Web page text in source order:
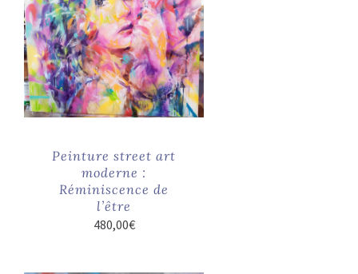
Peinture street art
moderne :
Réminiscence de
l’être
480,00€